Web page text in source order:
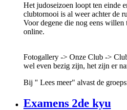
Het judoseizoen loopt ten einde
clubtornooi is al weer achter de
Voor degene die nog eens
online.
Fotogallery -> Onze Club ->
wel even bezig zijn, het zijn er
Bij " Lees meer" alvast de
Examens 2de kyu